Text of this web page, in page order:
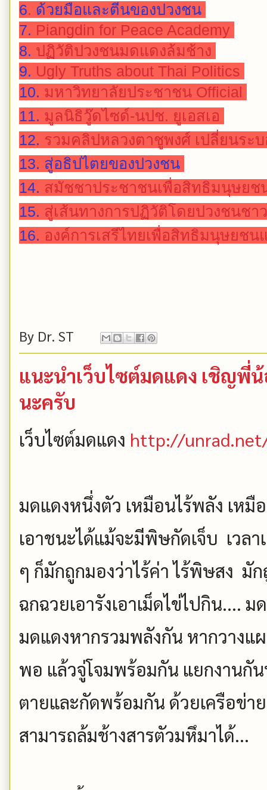
6. ด้วยมือและตีนของปวงชน
7. Piangdin for Peace Academy
8. ปฏิวัติปวงชนมดแดงล้มช้าง
9. Ugly Truths about Thai Politics
10. มหาวิทยาลัยประชาชน Official
11. มูลนิธิวู๊ดไซด์-นปช. ยูเอสเอ
12. รวมคลิปหลวงตาชูพงศ์ เปลี่ยนระ
13. สู่อธิปไตยของปวงชน
14. สมัชชาประชาชนเพื่อสิทธิมนุษยช
15. สู่เส้นทางการปฏิวัติโดยปวงชนชา
16. องค์การเสรีไทยเพื่อสิทธิมนุษยชน
By Dr. ST
แนะนำเว็บไซต์มดแดง เชิญพี่
นะครับ
เว็บไซต์มดแดง http://
มดแดงหนึ่งตัว เหมือนไร้พลัง เหมื
เอาชนะได้แม้จะมีพิษกัดเจ็บ เว
ๆ ก็มักถูกมองว่าไร้ค่า ไร้พิษสง มั
ฉกฉวยเอารังเอาเม็ดไข่ไปกิน....
มดแดงหากรวมพลังกัน หากวางแ
พอ แล้วจู่โจมพร้อมกัน แยกงานกั
ตายและกัดพร้อมกัน ด้วยเครือข่า
สามารถล้มช้างสารตัวมหึมาได้...